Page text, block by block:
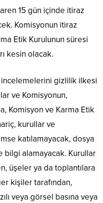
15 gün içinde itiraz
Komisyonun itiraz
Etik Kurulunun süresi
kesin olacak.
incelemelerini gizlilik ilkesi
ve Komisyonun,
Komisyon ve Karma Etik
kurullar ve
katılamayacak, dosya
alamayacak. Kurullar
üşeler ya da toplantılara
kişiler tarafından,
veya görsel basına veya